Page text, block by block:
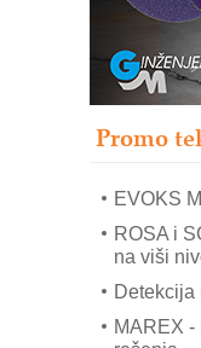
Promo
RMQ-
–
Sigurnije
solarnim
EVOKS
ROSA i
na viši
Detekcija
MAREX -